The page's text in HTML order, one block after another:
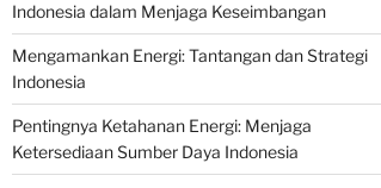
Indonesia dalam Menjaga Keseimbangan
Mengamankan Energi: Tantangan dan Strategi
Indonesia
Pentingnya Ketahanan Energi: Menjaga
Ketersediaan Sumber Daya Indonesia